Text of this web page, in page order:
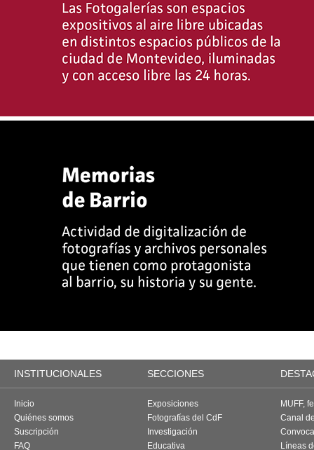
INSTITUCIONALES SECCIONES
Inicio
Quiénes somos
Suscripción
FAQ
Exposiciones
Fotografías del CdF
Investigación
Educativa
MUFF,
Canal
Líneas